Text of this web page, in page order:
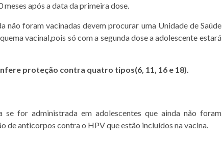
após a data da primeira dose.
não foram vacinadas devem procurar uma Unidade de Saúde
vacinal,pois só com a segunda dose a adolescente estará
proteção contra quatro tipos(6, 11, 16 e 18).
for administrada em adolescentes que ainda não foram
de anticorpos contra o HPV que estão incluídos na vacina.